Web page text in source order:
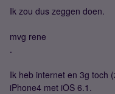
Ik zou dus zeggen doen.
mvg rene
.
Ik heb internet en 3g toch
iPhone4 met iOS 6.1.